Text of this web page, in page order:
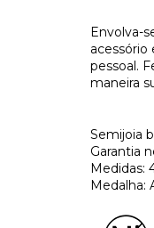
Envolva-
pessoal.
maneira
Semijoia
Garantia
Medidas:
Medalha: